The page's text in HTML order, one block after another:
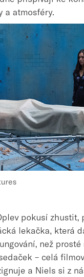
a atmosféry.
pokusí zhustit,
lekačka, která
než prosté
– celá
a Niels si z